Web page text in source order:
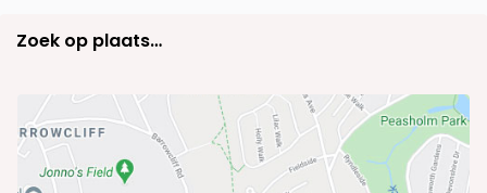
Zoek op plaats…